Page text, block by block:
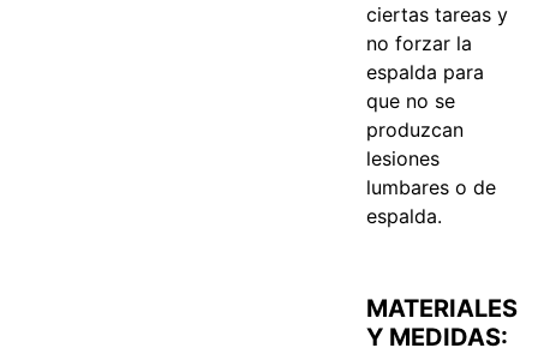
ciertas tareas y
no forzar la
espalda para
que no se
produzcan
lesiones
lumbares o de
espalda.
MATERIALES
Y MEDIDAS: